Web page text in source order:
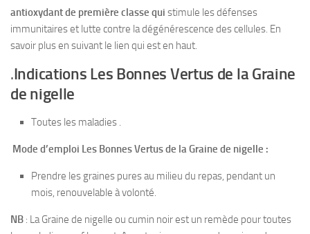
antioxydant de première classe qui stimule les défenses
immunitaires et lutte contre la dégénérescence des cellules. En
savoir plus en suivant le lien qui est en haut.
.Indications Les Bonnes Vertus de la Graine
de nigelle
Toutes les maladies .
Mode d’emploi Les Bonnes Vertus de la Graine de nigelle :
Prendre les graines pures au milieu du repas, pendant un
mois, renouvelable à volonté.
NB : La Graine de nigelle ou cumin noir est un remède pour toutes